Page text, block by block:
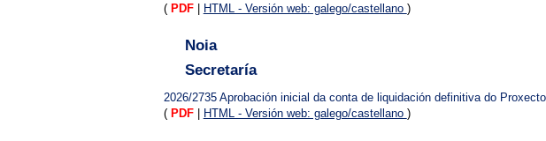
( PDF HTML - Versión web: galego/castellano )
Noia
Secretaría
2026/2735 Aprobación inicial da conta de liquidación definitiva do
( PDF HTML - Versión web: galego/castellano )